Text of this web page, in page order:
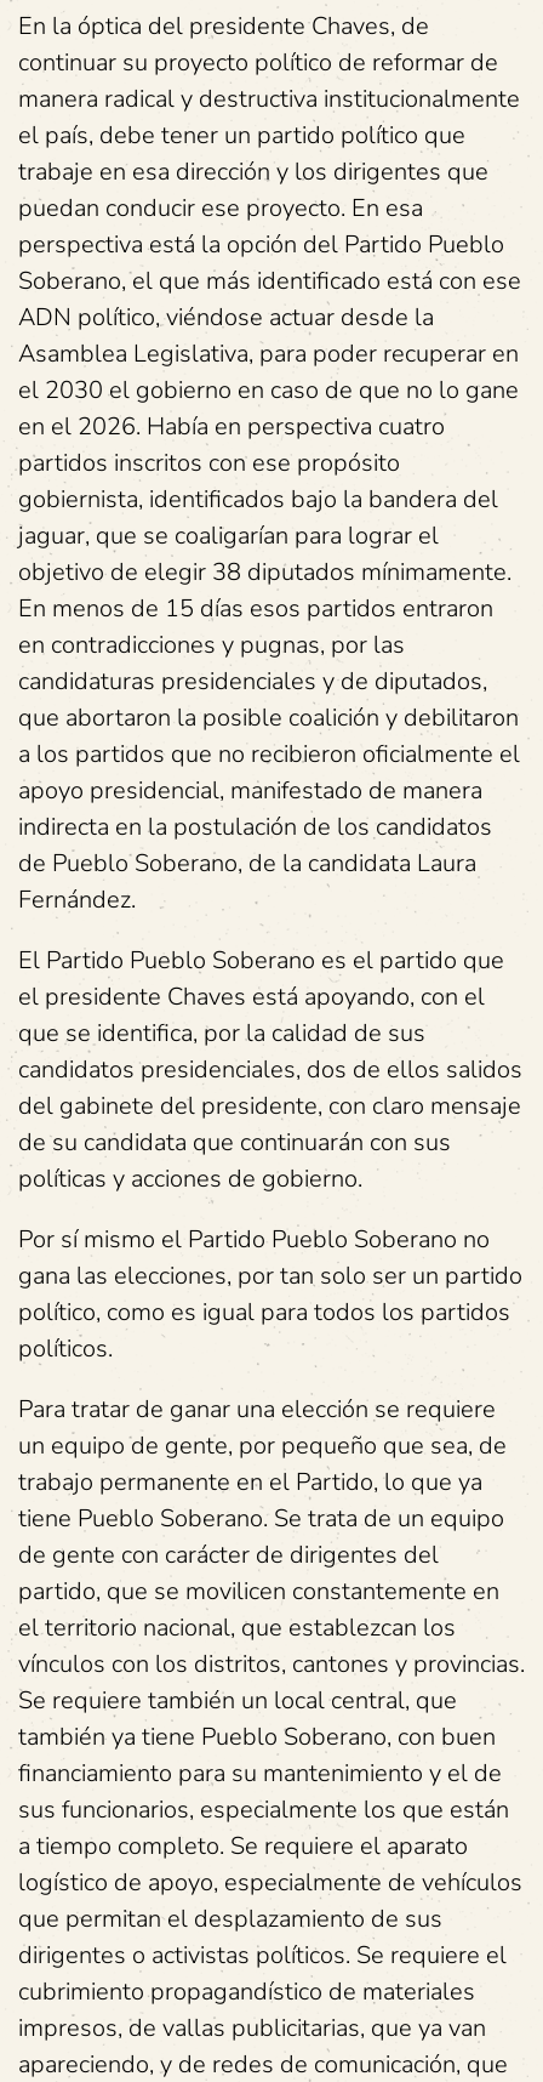
En la óptica del presidente Chaves, de
continuar su proyecto político de reformar de
manera radical y destructiva institucionalmente
el país, debe tener un partido político que
trabaje en esa dirección y los dirigentes que
puedan conducir ese proyecto. En esa
perspectiva está la opción del Partido Pueblo
Soberano, el que más identificado está con ese
ADN político, viéndose actuar desde la
Asamblea Legislativa, para poder recuperar en
el 2030 el gobierno en caso de que no lo gane
en el 2026. Había en perspectiva cuatro
partidos inscritos con ese propósito
gobiernista, identificados bajo la bandera del
jaguar, que se coaligarían para lograr el
objetivo de elegir 38 diputados mínimamente.
En menos de 15 días esos partidos entraron
en contradicciones y pugnas, por las
candidaturas presidenciales y de diputados,
que abortaron la posible coalición y debilitaron
a los partidos que no recibieron oficialmente el
apoyo presidencial, manifestado de manera
indirecta en la postulación de los candidatos
de Pueblo Soberano, de la candidata Laura
Fernández.
El Partido Pueblo Soberano es el partido que
el presidente Chaves está apoyando, con el
que se identifica, por la calidad de sus
candidatos presidenciales, dos de ellos salidos
del gabinete del presidente, con claro mensaje
de su candidata que continuarán con sus
políticas y acciones de gobierno.
Por sí mismo el Partido Pueblo Soberano no
gana las elecciones, por tan solo ser un partido
político, como es igual para todos los partidos
políticos.
Para tratar de ganar una elección se requiere
un equipo de gente, por pequeño que sea, de
trabajo permanente en el Partido, lo que ya
tiene Pueblo Soberano. Se trata de un equipo
de gente con carácter de dirigentes del
partido, que se movilicen constantemente en
el territorio nacional, que establezcan los
vínculos con los distritos, cantones y provincias.
Se requiere también un local central, que
también ya tiene Pueblo Soberano, con buen
financiamiento para su mantenimiento y el de
sus funcionarios, especialmente los que están
a tiempo completo. Se requiere el aparato
logístico de apoyo, especialmente de vehículos
que permitan el desplazamiento de sus
dirigentes o activistas políticos. Se requiere el
cubrimiento propagandístico de materiales
impresos, de vallas publicitarias, que ya van
apareciendo, y de redes de comunicación, que